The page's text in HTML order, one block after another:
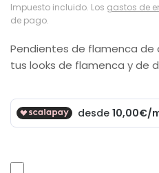
Impuesto incluido. Los gastos de
de pago.
Pendientes de flamenca de
tus looks de flamenca y de